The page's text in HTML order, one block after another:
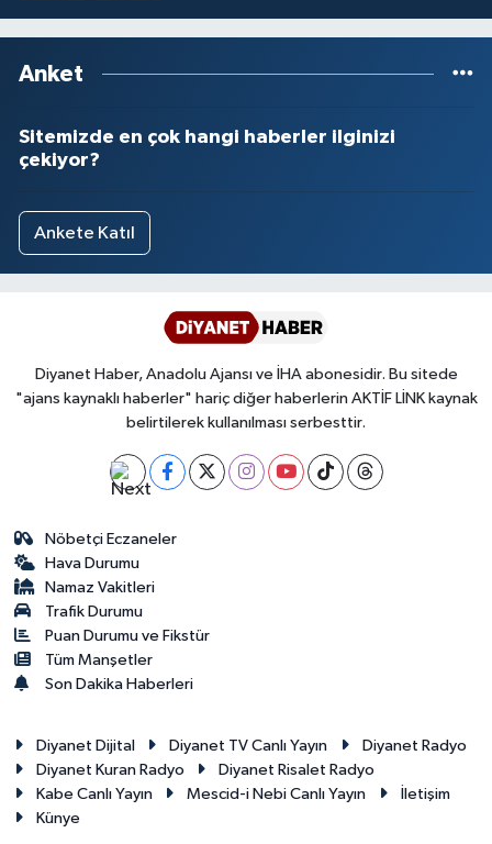
Anket
Sitemizde en çok hangi haberler ilginizi
çekiyor?
Ankete Katıl
Diyanet Haber, Anadolu Ajansı ve İHA abonesidir. Bu sitede
"ajans kaynaklı haberler" hariç diğer haberlerin AKTİF LİNK kaynak
belirtilerek kullanılması serbesttir.
Nöbetçi Eczaneler
Hava Durumu
Namaz Vakitleri
Trafik Durumu
Puan Durumu ve Fikstür
Tüm Manşetler
Son Dakika Haberleri
Diyanet Dijital Diyanet TV Canlı Yayın
Diyanet Radyo
Diyanet Kuran Radyo
Diyanet Risalet Radyo
Kabe Canlı Yayın
Mescid-i Nebi Canlı Yayın
İletişim
Künye